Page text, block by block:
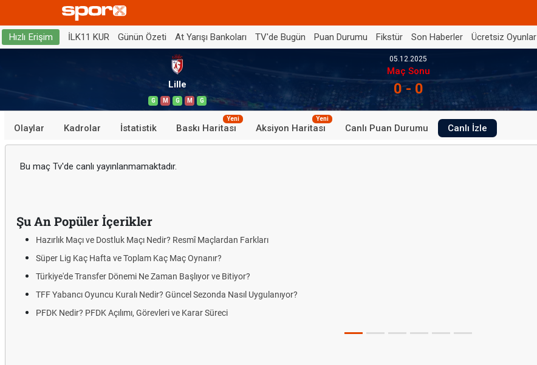
Hızlı Erişim İLK11 KUR Günün Özeti At Yarışı Bankoları TV'de Bugün Puan Durumu Fikstür Son Haberler Ücretsiz Oyunlar
Lille
G M G M G
05.12.2025
Maç Sonu
0 - 0
Olaylar Kadrolar İstatistik Baskı Haritası
Yeni
Aksiyon Haritası
Yeni
Canlı Puan Durumu Canlı İzle
Bu maç Tv'de canlı yayınlanmamaktadır.
Şu An Popüler İçerikler
Hazırlık Maçı ve Dostluk Maçı Nedir? Resmî Maçlardan Farkları
Süper Lig Kaç Hafta ve Toplam Kaç Maç Oynanır?
Türkiye'de Transfer Dönemi Ne Zaman Başlıyor ve Bitiyor?
TFF Yabancı Oyuncu Kuralı Nedir? Güncel Sezonda Nasıl Uygulanıyor?
PFDK Nedir? PFDK Açılımı, Görevleri ve Karar Süreci